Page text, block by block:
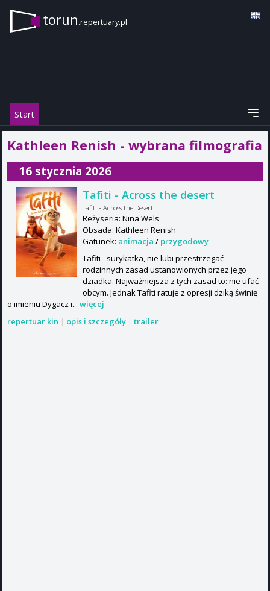
torun.repertuary.pl
Start
Kathleen Renish - wybrana filmografia
16 stycznia 2026
Tafiti - Across the desert
Tafiti - Across the Desert
Reżyseria: Nina Wels
Obsada: Kathleen Renish
Gatunek: animacja / przygodowy
Tafiti - surykatka, nie lubi przestrzegać
rodzinnych zasad ustanowionych przez jego
dziadka. Najważniejsza z tych zasad to: nie ufać
obcym. Jednak Tafiti ratuje z opresji dziką świnię
o imieniu Dygacz i... więcej
repertuar kin | opis i szczegóły | trailer